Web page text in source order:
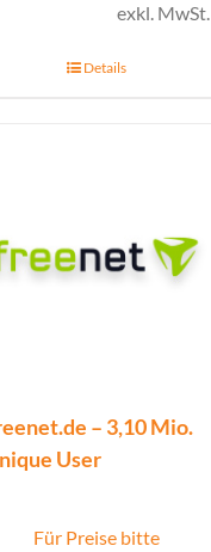
exkl. MwSt.
Details
– 3,10 Mio.
User
Für Preise bitte